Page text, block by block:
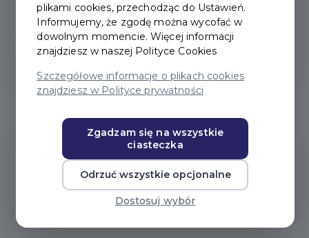
Konto Rodzinne
Aplikacja Mobilna
Do czego uprawnia Twoja
Augustowska Karta?
plikami cookies, przechodząc do Ustawień.
Informujemy, że zgodę można wycofać w
dowolnym momencie. Więcej informacji
znajdziesz w naszej Polityce Cookies
Szczegółowe informacje o plikach cookies
znajdziesz w Polityce prywatności
Zgadzam się na wszystkie
ciasteczka
Odrzuć wszystkie opcjonalne
Dostosuj wybór